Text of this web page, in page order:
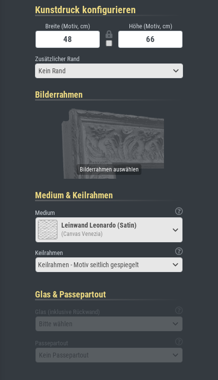
Kunstdruck konfigurieren
Breite (Motiv, cm) Höhe (Motiv, cm)
Zusätzlicher Rand
Kein Rand
Bilderrahmen
Medium & Keilrahmen
Medium
Leinwand Leonardo (Satin)
(Canvas Venezia)
Keilrahmen
Keilrahmen - Motiv seitlich gespiegelt
Glas & Passepartout
Glas (inklusive Rückwand)
Bitte wählen
Passepartout
Kein Passepartout